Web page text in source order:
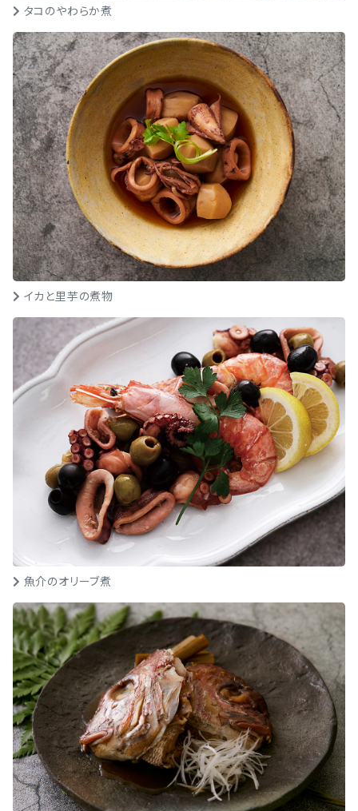
タコのやわらか煮
イカと里芋の煮物
魚介のオリーブ煮